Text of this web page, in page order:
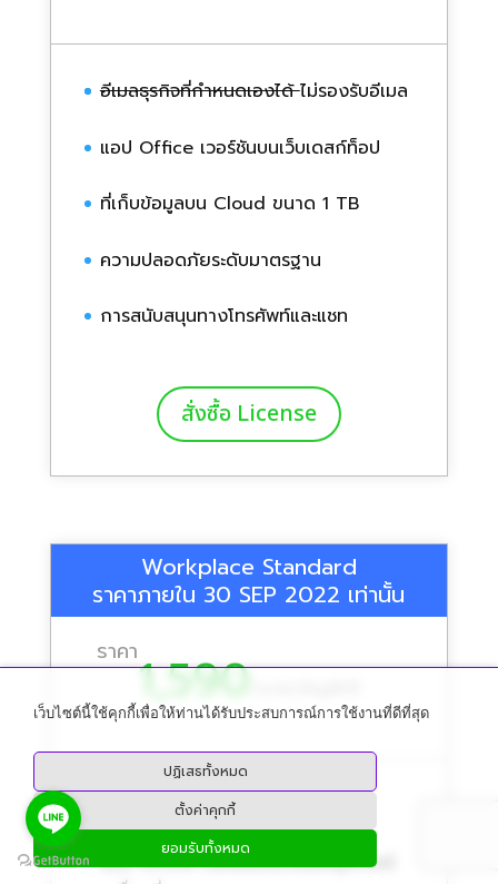
อีเมลธุรกิจที่กำหนดเองได้ไม่รองรับอีเมล
แอป Office เวอร์ชันบนเว็บเดสก์ท็อป
ที่เก็บข้อมูลบน Cloud ขนาด 1 TB
ความปลอดภัยระดับมาตรฐาน
การสนับสนุนทางโทรศัพท์และแชท
สั่งซื้อ License
Workplace Standard
ราคาภายใน 30 SEP 2022 เท่านั้น
ราคา1,590
อีเมลธุรกิจที่กำหนดเองได้ (50GB)
แอป Office เวอร์ชันบนเว็บและอุปกรณ์
เว็บไซต์นี้ใช้คุกกี้เพื่อให้ท่านได้รับประสบการณ์การใช้งานที่ดีที่สุด
ปฏิเสธทั้งหมด
ตั้งค่าคุกกี้
ยอมรับทั้งหมด